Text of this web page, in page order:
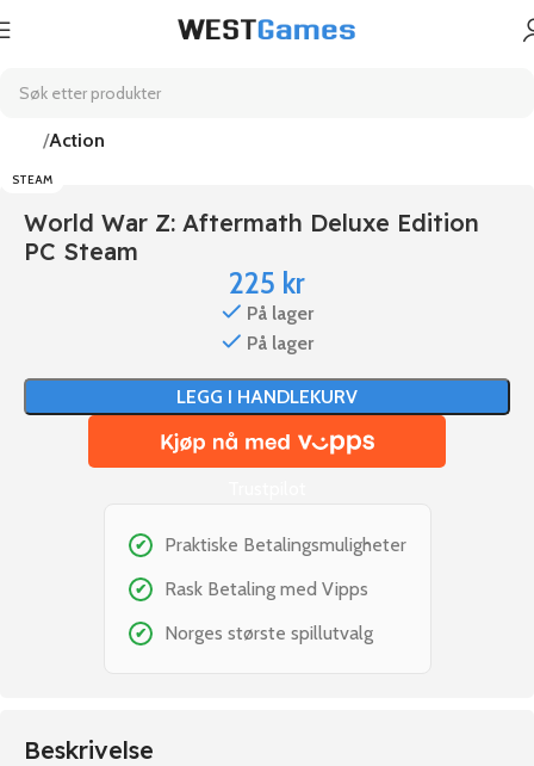
Action
STEAM
World War Z: Aftermath Deluxe Edition
PC Steam
225 kr
På lager
På lager
LEGG I HANDLEKURV
✔ Praktiske Betalingsmuligheter
✔ Rask Betaling med Vipps
✔ Norges største spillutvalg
Beskrivelse